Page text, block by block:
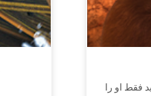
فقط او را